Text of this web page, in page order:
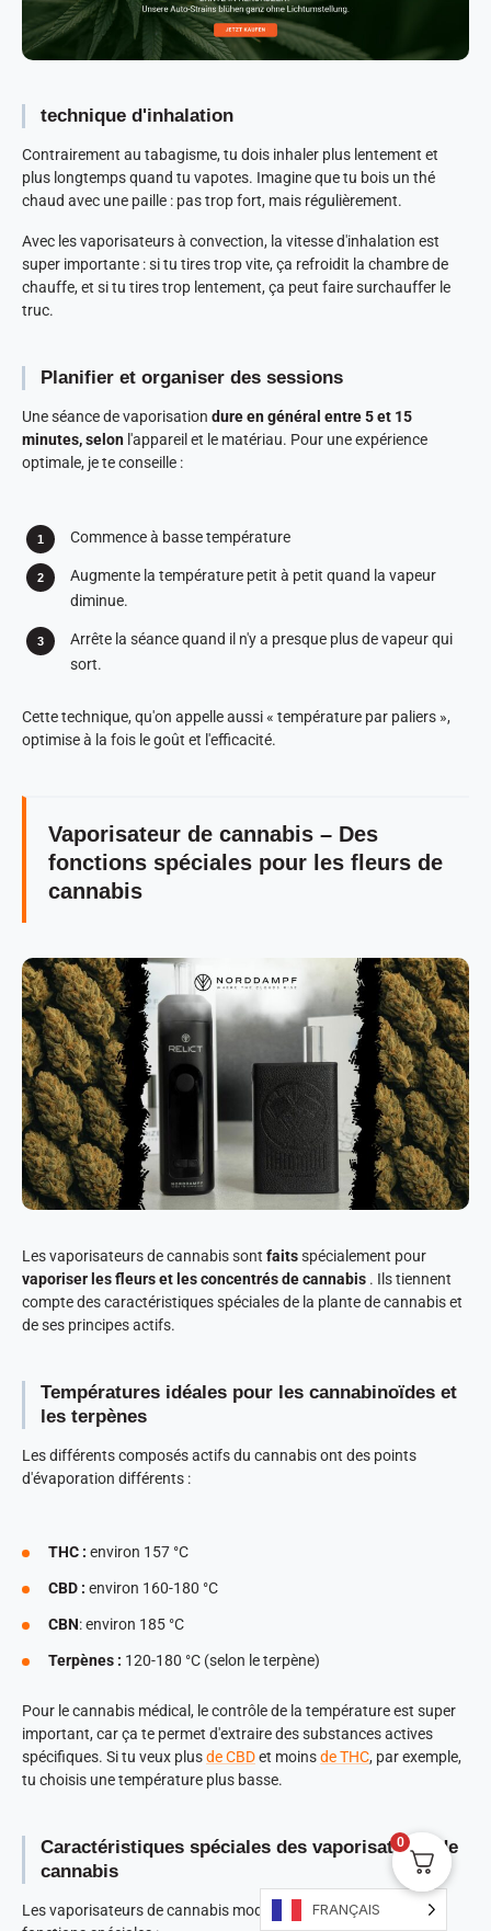
technique d'inhalation
Contrairement au tabagisme, tu dois inhaler plus lentement et
plus longtemps quand tu vapotes. Imagine que tu bois un thé
chaud avec une paille : pas trop fort, mais régulièrement.
Avec les vaporisateurs à convection, la vitesse d'inhalation est
super importante : si tu tires trop vite, ça refroidit la chambre de
chauffe, et si tu tires trop lentement, ça peut faire surchauffer le
truc.
Planifier et organiser des sessions
Une séance de vaporisation dure en général entre 5 et 15
minutes, selon l'appareil et le matériau. Pour une expérience
optimale, je te conseille :
Commence à basse température
Augmente la température petit à petit quand la vapeur
diminue.
Arrête la séance quand il n'y a presque plus de vapeur qui
sort.
Cette technique, qu'on appelle aussi « température par paliers »,
optimise à la fois le goût et l'efficacité.
Vaporisateur de cannabis – Des
fonctions spéciales pour les fleurs de
cannabis
Les vaporisateurs de cannabis sont faitsspécialement pour
vaporiser les fleurs et les concentrés de cannabis . Ils tiennent
compte des caractéristiques spéciales de la plante de cannabis et
de ses principes actifs.
Températures idéales pour les cannabinoïdes et
les terpènes
Les différents composés actifs du cannabis ont des points
d'évaporation différents :
THC : environ 157 °C
CBD : environ 160-180 °C
CBN: environ 185 °C
Terpènes : 120-180 °C (selon le terpène)
Pour le cannabis médical, le contrôle de la température est super
important, car ça te permet d'extraire des substances actives
spécifiques. Si tu veux plusde CBDet moinsde THC, par exemple,
tu choisis une température plus basse.
Caractéristiques spéciales des vaporisateurs de
cannabis
Les vaporisateurs de cannabis modernes ont souvent des
0
FRANÇAIS